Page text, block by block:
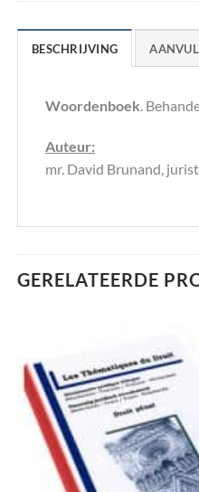
BESCHRIJVING
Woordenboek .
Auteur:
mr. David Brunand,
GERELATEERDE